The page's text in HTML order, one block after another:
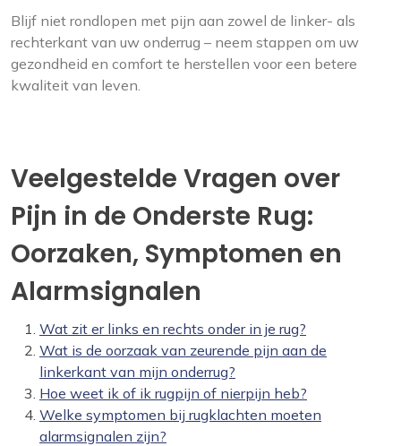
Blijf niet rondlopen met pijn aan zowel de linker- als
rechterkant van uw onderrug – neem stappen om uw
gezondheid en comfort te herstellen voor een betere
kwaliteit van leven.
Veelgestelde Vragen over
Pijn in de Onderste Rug:
Oorzaken, Symptomen en
Alarmsignalen
Wat zit er links en rechts onder in je rug?
Wat is de oorzaak van zeurende pijn aan de
linkerkant van mijn onderrug?
Hoe weet ik of ik rugpijn of nierpijn heb?
Welke symptomen bij rugklachten moeten
alarmsignalen zijn?